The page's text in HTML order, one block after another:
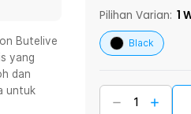
- 20:00), Tutup pada Idul Fitri
(08:00 - 17:00) Selengkapnya
(08:00 - 17:00)
Butelive
yang
dan
untuk
Pilihan Varian: 1
Black